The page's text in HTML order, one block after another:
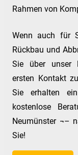
Rahmen von
Wenn auch für
Rückbau und
Sie über unser
ersten Kontakt
Sie erhalten
kostenlose
Neumünster ¬–
Sie!